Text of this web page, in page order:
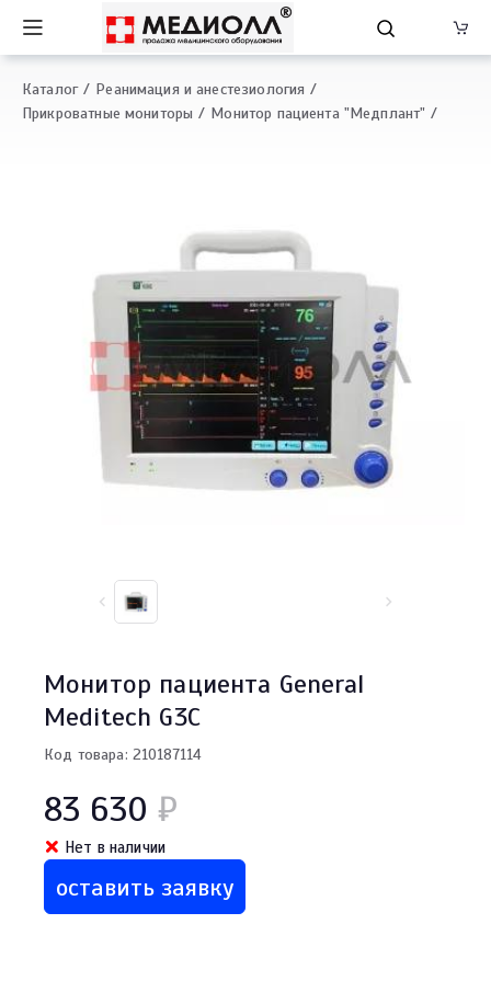
Каталог
Реанимация и анестезиология
Прикроватные мониторы
Монитор пациента "Медплант"
Монитор пациента General
Meditech G3C
Код товара: 210187114
83 630₽
Нет в наличии
оставить заявку